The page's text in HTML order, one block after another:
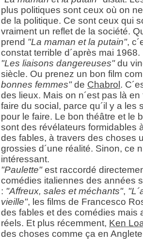
plus politiques sont ceux où on
de la politique. Ce sont ceux qui
vraiment un reflet de la société.
prend "La maman et la putain",
constat terrible d´après mai 1968.
"Les liaisons dangereuses"du
siècle. Ou prenez un bon film
bonnes femmes"de Chabrol.
des lieux. Mais on n´est pas là en
faire du social, parce qu´il y a les
pour le faire. Le bon théâtre et le
sont des révélateurs formidables
des fables, à travers des choses
grossies d´une réalité. Sinon, ce
intéressant.
"Paulette"est raccordé
comédies italiennes des années
: "Affreux, sales et méchants",
vieille", les films de Francesco
des fables et des comédies mais
réels. Et plus récemment, Ken
des choses comme ça en